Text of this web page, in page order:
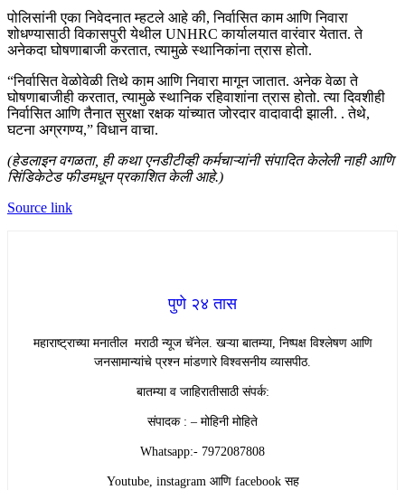
पोलिसांनी एका निवेदनात म्हटले आहे की, निर्वासित काम आणि निवारा
शोधण्यासाठी विकासपुरी येथील UNHRC कार्यालयात वारंवार येतात. ते
अनेकदा घोषणाबाजी करतात, त्यामुळे स्थानिकांना त्रास होतो.
“निर्वासित वेळोवेळी तिथे काम आणि निवारा मागून जातात. अनेक वेळा ते
घोषणाबाजीही करतात, त्यामुळे स्थानिक रहिवाशांना त्रास होतो. त्या दिवशीही
निर्वासित आणि तैनात सुरक्षा रक्षक यांच्यात जोरदार वादावादी झाली. . तेथे,
घटना अग्रगण्य,” विधान वाचा.
(हेडलाइन वगळता, ही कथा एनडीटीव्ही कर्मचाऱ्यांनी संपादित केलेली नाही आणि
सिंडिकेटेड फीडमधून प्रकाशित केली आहे.)
Source link
पुणे २४ तास
महाराष्ट्राच्या मनातील मराठी न्यूज चॅनेल. खऱ्या बातम्या, निष्पक्ष विश्लेषण आणि
जनसामान्यांचे प्रश्न मांडणारे विश्वसनीय व्यासपीठ.
बातम्या व जाहिरातीसाठी संपर्क:
संपादक : – मोहिनी मोहिते
Whatsapp:- 7972087808
Youtube, instagram आणि facebook सह